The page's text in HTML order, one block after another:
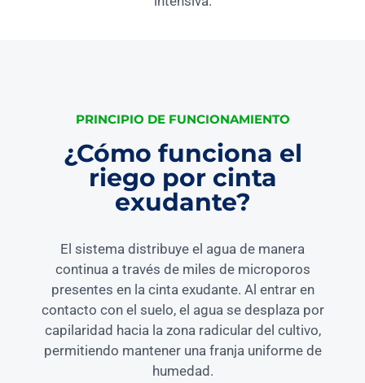
PRINCIPIO DE FUNCIONAMIENTO
¿Cómo funciona el
riego por cinta
exudante?
El sistema distribuye el agua de manera
continua a través de miles de microporos
presentes en la cinta exudante. Al entrar en
contacto con el suelo, el agua se desplaza por
capilaridad hacia la zona radicular del cultivo,
permitiendo mantener una franja uniforme de
humedad.